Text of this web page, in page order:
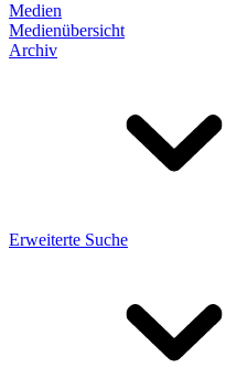
Medien
Medienübersicht
Archiv
Erweiterte Suche